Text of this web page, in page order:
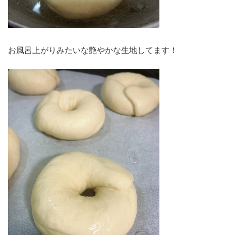
お風呂上がりみたいな艶やかな生地してます！